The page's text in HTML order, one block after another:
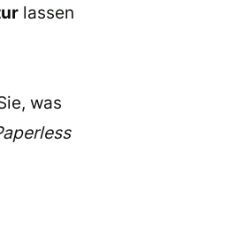
lassen
was